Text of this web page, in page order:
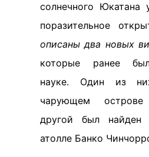
солнечного Юкатана
поразительное
описаны два новых
которые ранее
науке. Один из
чарующем
другой был найден
атолле Банко